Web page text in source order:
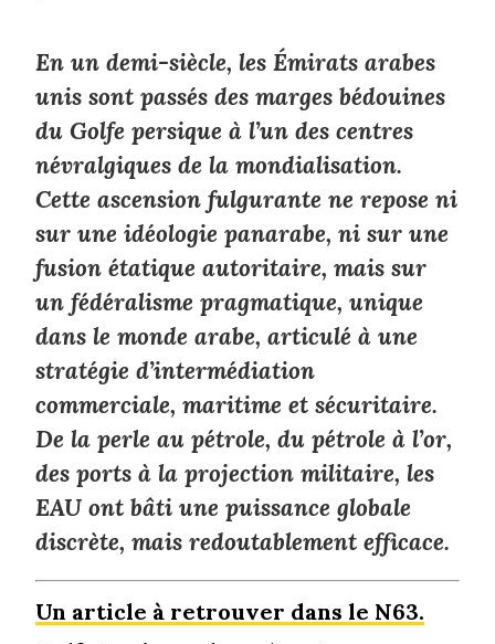
En un demi-siècle, les Émirats arabes
unis sont passés des marges bédouines
du Golfe persique à l’un des centres
névralgiques de la mondialisation.
Cette ascension fulgurante ne repose ni
sur une idéologie panarabe, ni sur une
fusion étatique autoritaire, mais sur
un fédéralisme pragmatique, unique
dans le monde arabe, articulé à une
stratégie d’intermédiation
commerciale, maritime et sécuritaire.
De la perle au pétrole, du pétrole à l’or,
des ports à la projection militaire, les
EAU ont bâti une puissance globale
discrète, mais redoutablement efficace.
Un article à retrouver dans le N63.